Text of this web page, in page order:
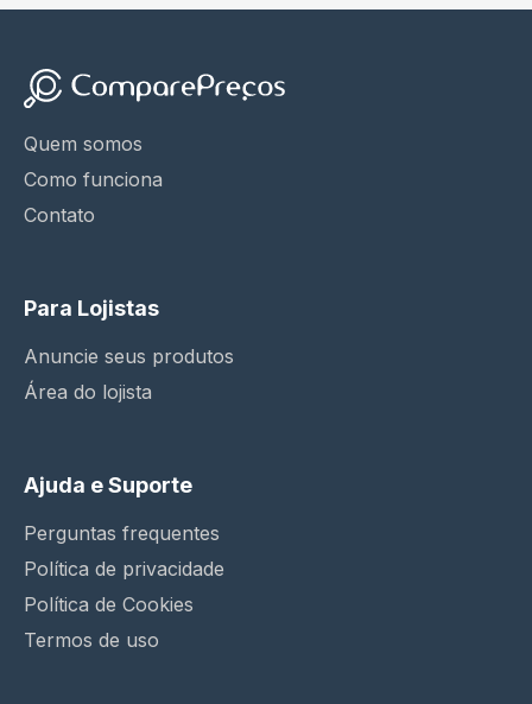
Quem somos
Como funciona
Contato
Para Lojistas
Anuncie seus produtos
Área do lojista
Ajuda e Suporte
Perguntas frequentes
Política de privacidade
Política de Cookies
Termos de uso